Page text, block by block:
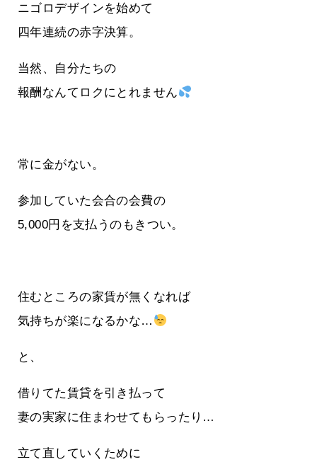
ニゴロデザインを始めて
四年連続の赤字決算。
当然、自分たちの
報酬なんてロクにとれません
常に金がない。
参加していた会合の会費の
5,000円を支払うのもきつい。
住むところの家賃が無くなれば
気持ちが楽になるかな…
と、
借りてた賃貸を引き払って
妻の実家に住まわせてもらったり…
立て直していくために